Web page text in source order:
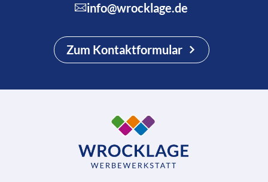
info@wrocklage.de
Zum Kontaktformular